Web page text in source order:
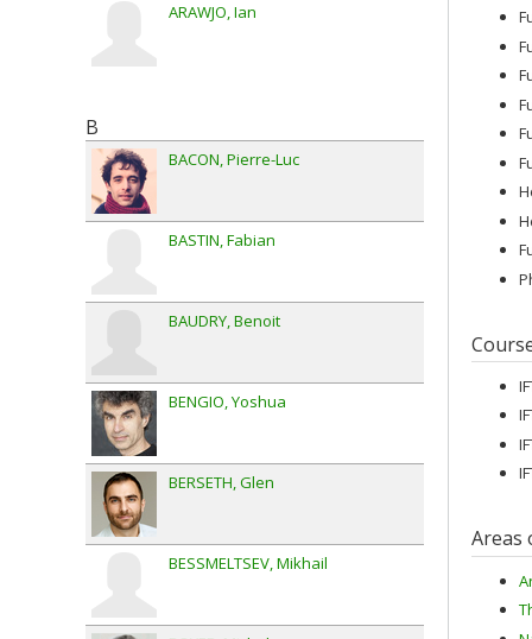
Areas
ARAWJO Ian
B
BACON Pierre-Luc
BASTIN Fabian
BAUDRY Benoit
BENGIO Yoshua
BERSETH Glen
BESSMELTSEV Mikhail